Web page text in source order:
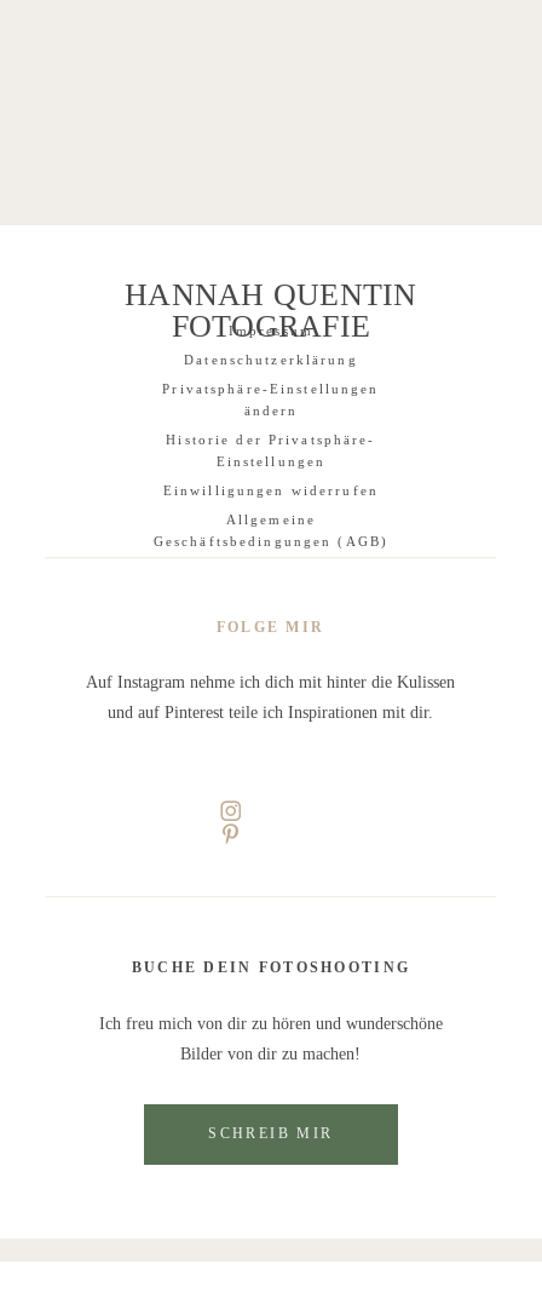
HANNAH QUENTIN
FOTOGRAFIE
BUCHE DEIN FOTOSHOOTING
FOLGE MIR
Ich freu mich von dir zu hören und wunderschöne
Bilder von dir zu machen!
Auf Instagram nehme ich dich mit hinter die Kulissen
und auf Pinterest teile ich Inspirationen mit dir.
Impressum
Datenschutzerklärung
Privatsphäre-Einstellungen
ändern
Historie der Privatsphäre-
Einstellungen
Einwilligungen widerrufen
Allgemeine
Geschäftsbedingungen (AGB)
SCHREIB MIR